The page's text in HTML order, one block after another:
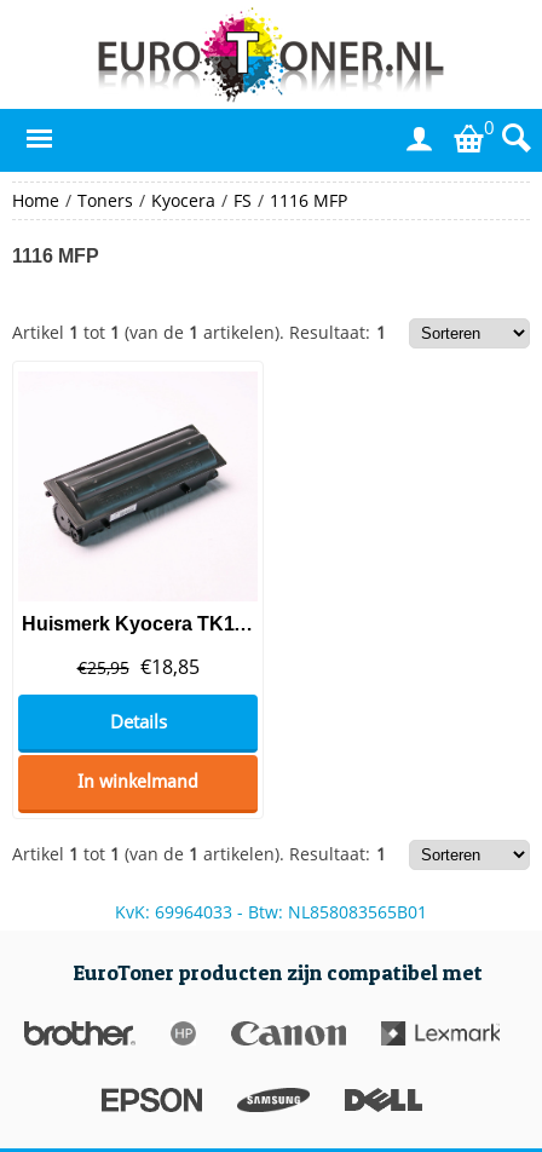
0
Home / Toners / Kyocera / FS / 1116 MFP
1116 MFP
Artikel 1 tot 1 (van de 1 artikelen). Resultaat: 1
Huismerk Kyocera TK110 Toner Black
€25,95 €18,85
Details
In winkelmand
Artikel 1 tot 1 (van de 1 artikelen). Resultaat: 1
KvK: 69964033 - Btw: NL858083565B01
EuroToner producten zijn compatibel met